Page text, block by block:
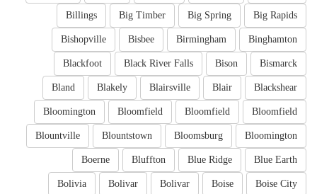
Big Rapids
Big Spring
Big Timber
Billings
Binghamton
Birmingham
Bisbee
Bishopville
Bismarck
Bison
Black River Falls
Blackfoot
Blackshear
Blair
Blairsville
Blakely
Bland
Bloomfield
Bloomfield
Bloomfield
Bloomington
Bloomington
Bloomsburg
Blountstown
Blountville
Blue Earth
Blue Ridge
Bluffton
Boerne
Boise City
Boise
Bolivar
Bolivar
Bolivia